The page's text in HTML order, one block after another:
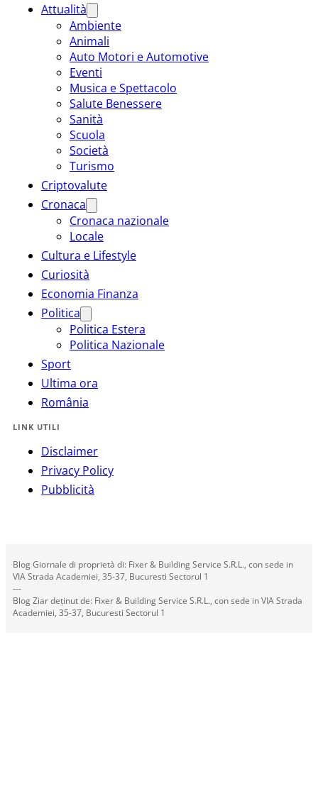
Attualità
Ambiente
Animali
Auto Motori e Automotive
Eventi
Musica e Spettacolo
Salute Benessere
Sanità
Scuola
Società
Turismo
Criptovalute
Cronaca
Cronaca nazionale
Locale
Cultura e Lifestyle
Curiosità
Economia Finanza
Politica
Politica Estera
Politica Nazionale
Sport
Ultima ora
România
LINK UTILI
Disclaimer
Privacy Policy
Pubblicità
Blog Giornale di proprietà di: Fixer & Building Service S.R.L., con sede in
VIA Strada Academiei, 35-37, Bucuresti Sectorul 1
---
Blog Ziar deținut de: Fixer & Building Service S.R.L., con sede in VIA Strada
Academiei, 35-37, Bucuresti Sectorul 1